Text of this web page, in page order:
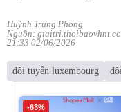
Huỳnh Trung Phong
Nguồn:
21:33 02/06/2026
đội tuyển luxembourg
-63%